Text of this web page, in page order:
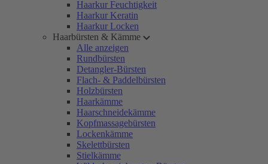
Haarkur Feuchtigkeit
Haarkur Keratin
Haarkur Locken
Haarbürsten & Kämme
Alle anzeigen
Rundbürsten
Detangler-Bürsten
Flach- & Paddelbürsten
Holzbürsten
Haarkämme
Haarschneidekämme
Kopfmassagebürsten
Lockenkämme
Skelettbürsten
Stielkämme